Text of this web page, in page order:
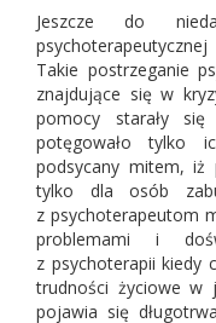
Jeszcze do
Takie postrzeganie
znajdujące się w
pomocy starały
potęgowało tylko
podsycany mitem, iż
tylko dla osób
z psychoterapeutom
problemami i
z psychoterapii kiedy
trudności życiowe w
pojawia się